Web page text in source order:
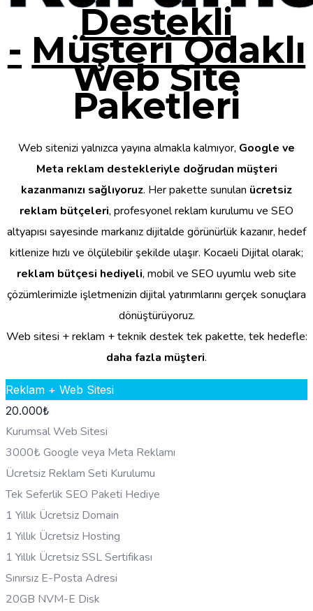
Destekli
- Müşteri Odaklı
Web Site
Paketleri
Web sitenizi yalnızca yayına almakla kalmıyor, Google ve
Meta reklam destekleriyle doğrudan müşteri
kazanmanızı sağlıyoruz. Her pakette sunulan ücretsiz
reklam bütçeleri, profesyonel reklam kurulumu ve SEO
altyapısı sayesinde markanız dijitalde görünürlük kazanır, hedef
kitlenize hızlı ve ölçülebilir şekilde ulaşır. Kocaeli Dijital olarak;
reklam bütçesi hediyeli, mobil ve SEO uyumlu web site
çözümlerimizle işletmenizin dijital yatırımlarını gerçek sonuçlara
dönüştürüyoruz.
Web sitesi + reklam + teknik destek tek pakette, tek hedefle:
daha fazla müşteri.
Reklam + Web Sitesi
20.000₺
Kurumsal Web Sitesi
3000₺ Google veya Meta Reklamı
Ücretsiz Reklam Seti Kurulumu
Tek Seferlik SEO Paketi Hediye
1 Yıllık Ücretsiz Domain
1 Yıllık Ücretsiz Hosting
1 Yıllık Ücretsiz SSL Sertifikası
Sınırsız E-Posta Adresi
20GB NVM-E Disk